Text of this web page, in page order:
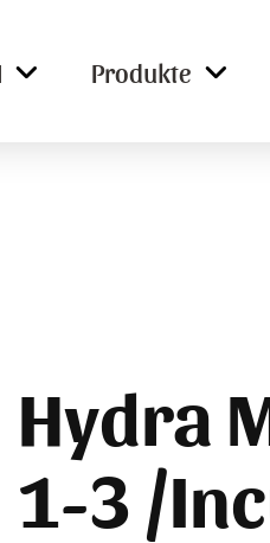
Produkte
Hydra
1-3 /